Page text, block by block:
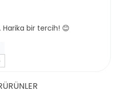
bir tercih! 😊
ÜRÜNLER